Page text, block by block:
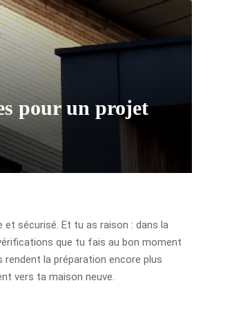
pour un projet
et sécurisé. Et tu as raison : dans la
que tu fais au bon moment
la préparation encore plus
vers ta maison neuve.